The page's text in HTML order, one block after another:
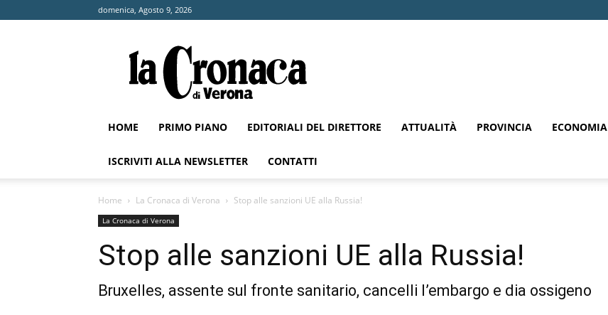
domenica, Agosto 9, 2026
Cronaca
di
Verona
HOME PRIMO PIANO EDITORIALI DEL DIRETTORE ATTUALITÀ PROVINCIA ECONOMIA
ISCRIVITI ALLA NEWSLETTER CONTATTI
Home La Cronaca di Verona Stop alle sanzioni UE alla Russia!
La Cronaca di Verona
Stop alle sanzioni UE alla Russia!
Bruxelles, assente sul fronte sanitario, cancelli l’embargo e dia ossigeno